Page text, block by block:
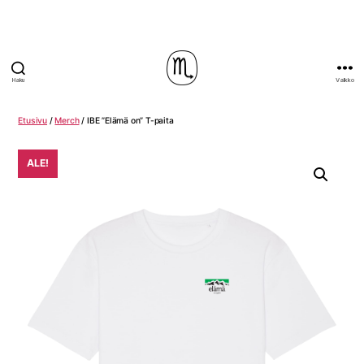
Haku Valikko
Etusivu /Merch/ IBE ”Elämä on” T-paita
ALE!